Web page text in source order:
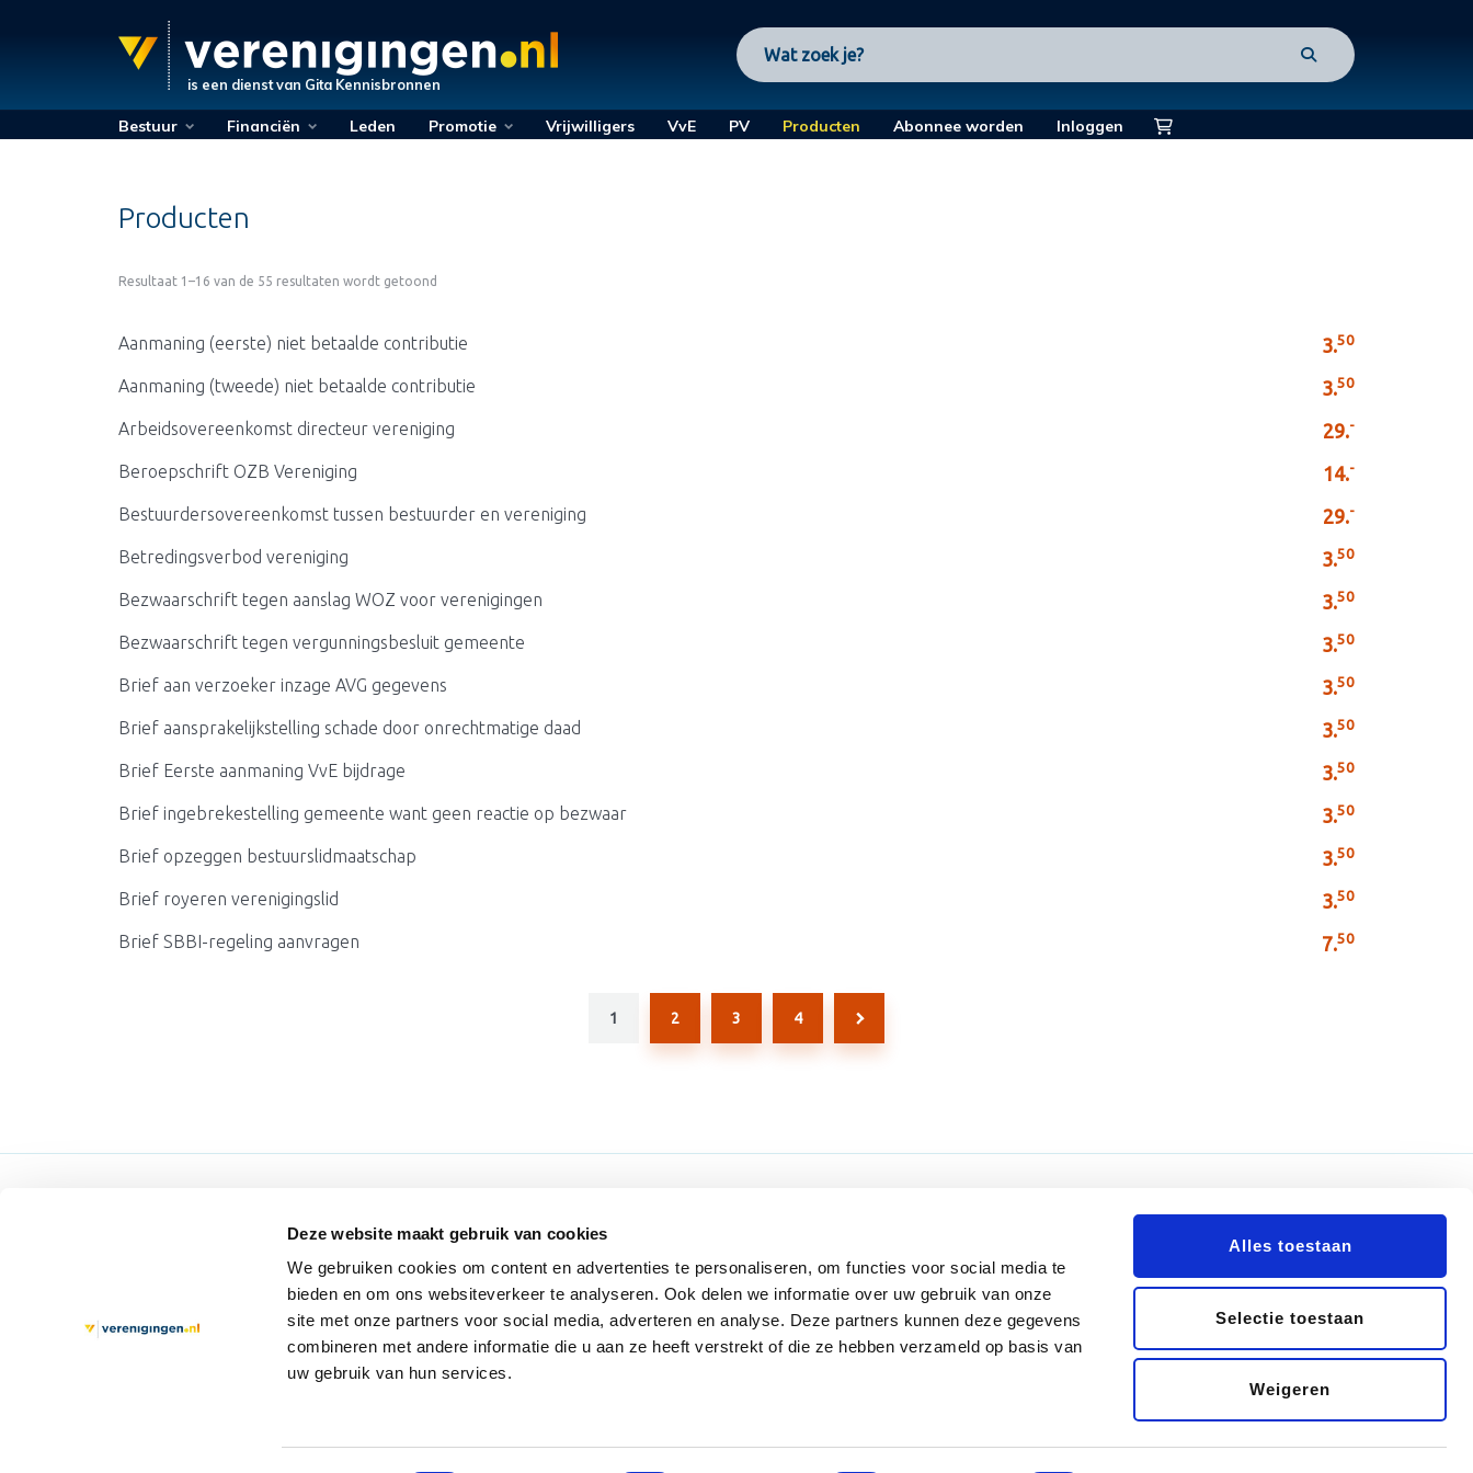
Deze website maakt gebruik van cookies
We gebruiken cookies om content en advertenties te personaliseren, om functies voor social media te
bieden en om ons websiteverkeer te analyseren. Ook delen we informatie over uw gebruik van onze
site met onze partners voor social media, adverteren en analyse. Deze partners kunnen deze gegevens
combineren met andere informatie die u aan ze heeft verstrekt of die ze hebben verzameld op basis van
uw gebruik van hun services.
Alles toestaan
Selectie toestaan
Weigeren
is een dienst van Gita Kennisbronnen
Bestuur Financiën Leden Promotie Vrijwilligers VvE PV Producten Abonnee worden Inloggen
Producten
Resultaat 1–16 van de 55 resultaten wordt getoond
Aanmaning (eerste) niet betaalde contributie 3.50
Aanmaning (tweede) niet betaalde contributie 3.50
Arbeidsovereenkomst directeur vereniging 29.-
Beroepschrift OZB Vereniging 14.-
Bestuurdersovereenkomst tussen bestuurder en vereniging 29.-
Betredingsverbod vereniging 3.50
Bezwaarschrift tegen aanslag WOZ voor verenigingen 3.50
Bezwaarschrift tegen vergunningsbesluit gemeente 3.50
Brief aan verzoeker inzage AVG gegevens 3.50
Brief aansprakelijkstelling schade door onrechtmatige daad 3.50
Brief Eerste aanmaning VvE bijdrage 3.50
Brief ingebrekestelling gemeente want geen reactie op bezwaar 3.50
Brief opzeggen bestuurslidmaatschap 3.50
Brief royeren verenigingslid 3.50
Brief SBBI-regeling aanvragen 7.50
1 2 3 4
Gebruiksvoorwaarden
Privacy en Cookie Verklaring
Over ons
Archief Nieuwsbrieven
Contact
Nieuwsbrief